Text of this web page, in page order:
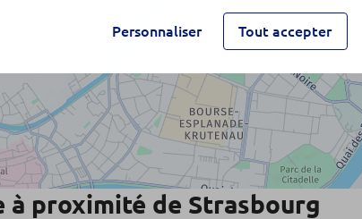
à proximité de Strasbourg
Personnaliser Tout accepter